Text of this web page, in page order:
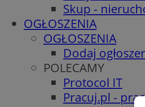
Skup -
OGŁOSZENIA
OGŁOSZENIA
Dodaj
POLECAMY
Protocol IT
Pracuj.pl -